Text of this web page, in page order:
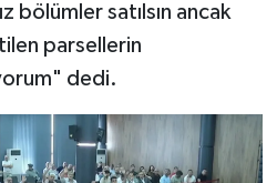
bölümler satılsın ancak
parsellerin
dedi.